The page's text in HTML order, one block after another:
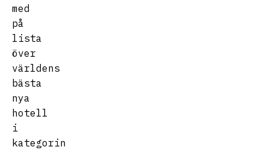
med
på
lista
över
världens
bästa
nya
hotell
i
kategorin